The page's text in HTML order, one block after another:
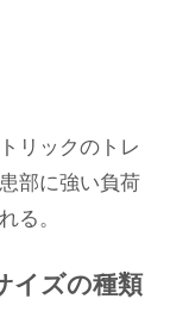
リックのトレ
部に強い負荷
る。
イズの種類